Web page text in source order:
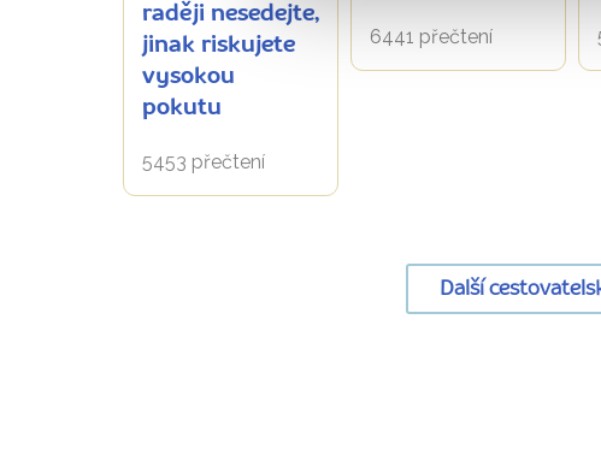
raději nesedejte,
jinak riskujete
vysokou
pokutu
5453 přečtení
6441 přečtení
Další